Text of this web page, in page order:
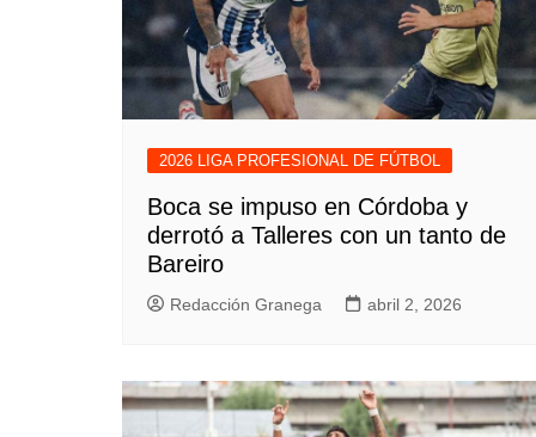
2026 LIGA PROFESIONAL DE FÚTBOL
Boca se impuso en Córdoba y
derrotó a Talleres con un tanto de
Bareiro
Redacción Granega abril 2, 2026